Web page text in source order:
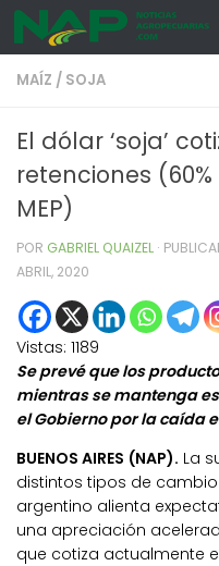
Skip to content
MAÍZ / SOJA
El dólar ‘soja’
retenciones
MEP)
POR GABRIEL QUAIZEL ·
ABRIL, 2020
Vistas: 1189
Se prevé que los
mientras se mantenga
el Gobierno por la caída
BUENOS AIRES (NAP). La
distintos tipos de
argentino alienta
una apreciación
que cotiza actualmente